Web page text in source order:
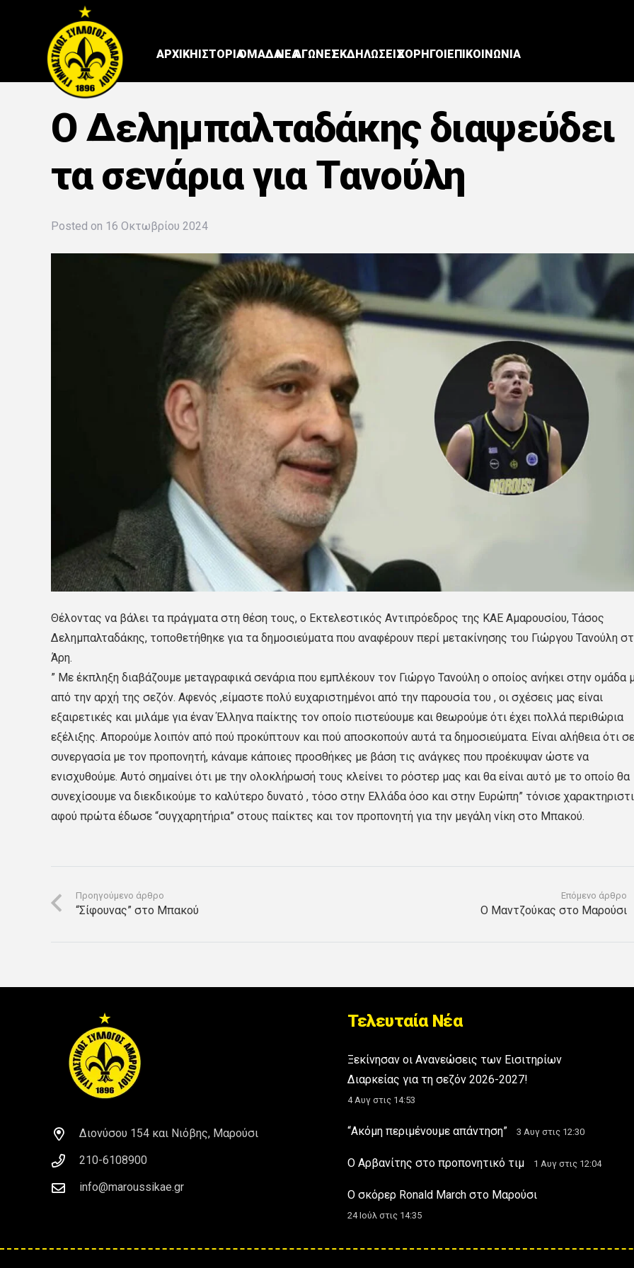
ΑΡΧΙΚΗΙΣΤΟΡΙΑΟΜΑΔΑΝΕΑΑΓΩΝΕΣΕΚΔΗΛΩΣΕΙΣΧΟΡΗΓΟΙΕΠΙΚΟΙΝΩΝΙΑ
Ο Δελημπαλταδάκης διαψεύδει
τα σενάρια για Τανούλη
Posted on 16 Οκτωβρίου 2024
Θέλοντας να βάλει τα πράγματα στη θέση τους, ο Εκτελεστικός Αντιπρόεδρος της ΚΑΕ Αμαρουσίου, Τάσος
Δελημπαλταδάκης, τοποθετήθηκε για τα δημοσιεύματα που αναφέρουν περί μετακίνησης του Γιώργου Τανούλη
Άρη.
” Με έκπληξη διαβάζουμε μεταγραφικά σενάρια που εμπλέκουν τον Γιώργο Τανούλη ο οποίος ανήκει στην ομάδα
από την αρχή της σεζόν. Αφενός ,είμαστε πολύ ευχαριστημένοι από την παρουσία του , οι σχέσεις μας είναι
εξαιρετικές και μιλάμε για έναν Έλληνα παίκτης τον οποίο πιστεύουμε και θεωρούμε ότι έχει πολλά περιθώρια
εξέλιξης. Απορούμε λοιπόν από πού προκύπτουν και πού αποσκοπούν αυτά τα δημοσιεύματα. Είναι αλήθεια ότι σε
συνεργασία με τον προπονητή, κάναμε κάποιες προσθήκες με βάση τις ανάγκες που προέκυψαν ώστε να
ενισχυθούμε. Αυτό σημαίνει ότι με την ολοκλήρωσή τους κλείνει το ρόστερ μας και θα είναι αυτό με το οποίο θα
συνεχίσουμε να διεκδικούμε το καλύτερο δυνατό , τόσο στην Ελλάδα όσο και στην Ευρώπη” τόνισε
αφού πρώτα έδωσε “συγχαρητήρια” στους παίκτες και τον προπονητή για την μεγάλη νίκη στο Μπακού.
Προηγούμενο άρθρο
“Σίφουνας” στο Μπακού
Επόμενο άρθρο
Ο Μαντζούκας στο Μαρούσι
Διονύσου 154 και Νιόβης, Μαρούσι
210-6108900
info@maroussikae.gr
Τελευταία Νέα
Ξεκίνησαν οι Ανανεώσεις των Εισιτηρίων
Διαρκείας για τη σεζόν 2026-2027!
4 Αυγ στις 14:53
“Ακόμη περιμένουμε απάντηση” 3 Αυγ στις 12:30
Ο Αρβανίτης στο προπονητικό τιμ 1 Αυγ στις 12:04
Ο σκόρερ Ronald March στο Μαρούσι
24 Ιούλ στις 14:35